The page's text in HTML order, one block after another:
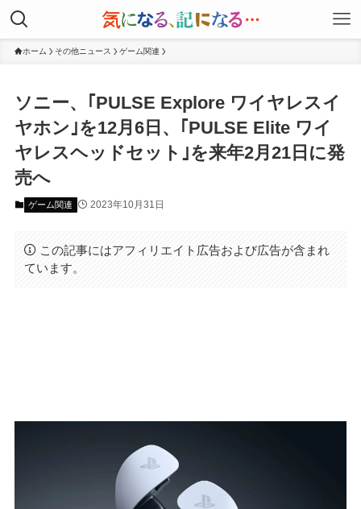
ホーム その他ニュース ゲーム関連
ソニー、｢PULSE Explore ワイヤレスイ
ヤホン｣を12月6日、｢PULSE Elite ワイ
ヤレスヘッドセット｣を来年2月21日に発
売へ
ゲーム関連 2023年10月31日
この記事にはアフィリエイト広告および広告が含まれ
ています。